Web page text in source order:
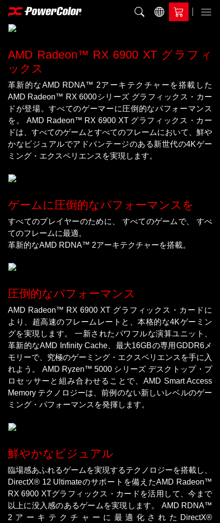
比較に追加 Menu
AMD Radeon™ RX 6900 XT グラフィ
ックス
革新的なAMD RDNA™ 2アーキテクチャーを搭載した
AMD Radeon™ RX 6000シリーズ グラフィックス・カー
ドが登場。すべてのゲーマーに圧倒的なパフォーマンス
を。 AMD Radeon™ RX 6900 XT グラフィックス・カー
ドは、すべてのゲームとすべてのフレームにおいて、鮮や
かなビジュアルでアドバンテージのある新世代の4Kゲー
ミング・エクスペリエンスを実現します。
ゲームに圧倒的なパフォーマンスを
すべてのプレイヤーのために、 すべてのゲームで、 すべ
てのフレームに最適。
革新的なAMD RDNA™ 2アーキテクチャーを搭載。
圧倒的なパフォーマンス
AMD Radeon™ RX 6900 XT グラフィックス・カードに
より、超高速のフレームレートと、本格的な4Kゲーミン
グを実現します。 一新されたパワフルな演算ユニット、
革新的なAMD Infinity Cache、最大16GBの専用GDDR6メ
モリーで、究極のゲーミング・エクスペリエンスを手に入
れよう。 AMD Ryzen™ 5000 シリーズ デスクトップ・プ
ロセッサーと組み合わせることで、AMD Smart Access
Memory テクノロジーは、前例のない新しいレベルのゲー
ミング・パフォーマンスを発揮します。
鮮やかなビジュアル
臨場感あふれるゲームを実現するテクノロジーを搭載し、
DirectX® 12 Ultimateのサポートを備えたAMD Radeon™
RX 6900 XTグラフィックス・カードを活用して、今まで
以上に没入感のあるゲームを実現します。 AMD RDNA™
2アーキテクチャーに最適化されたDirectX®